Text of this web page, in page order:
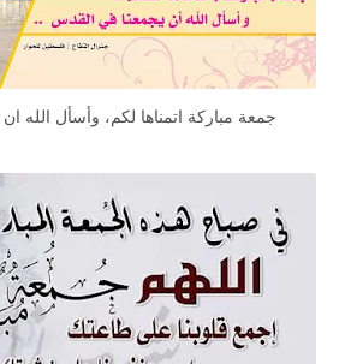
جمعة مباركة اتمناها لكم، وأسأل الله